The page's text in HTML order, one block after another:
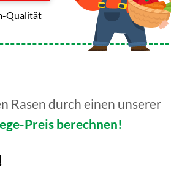
Qualität
Rasen durch einen unserer
Preis berechnen!